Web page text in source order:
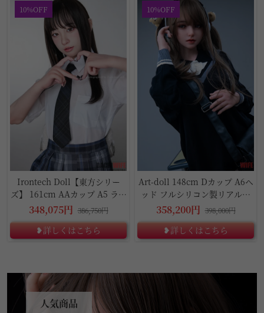
10%OFF
Irontech Doll【東方シリー
ズ】 161cm AAカップ A5 ラブ
ドール
348,075円 386,750円
❥詳しくはこちら
10%OFF
Art-doll 148cm Dカップ A6ヘ
ッド フルシリコン製リアルラ
ブドール
358,200円 398,000円
❥詳しくはこちら
人気商品